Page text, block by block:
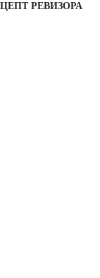
РЕВИЗОРА